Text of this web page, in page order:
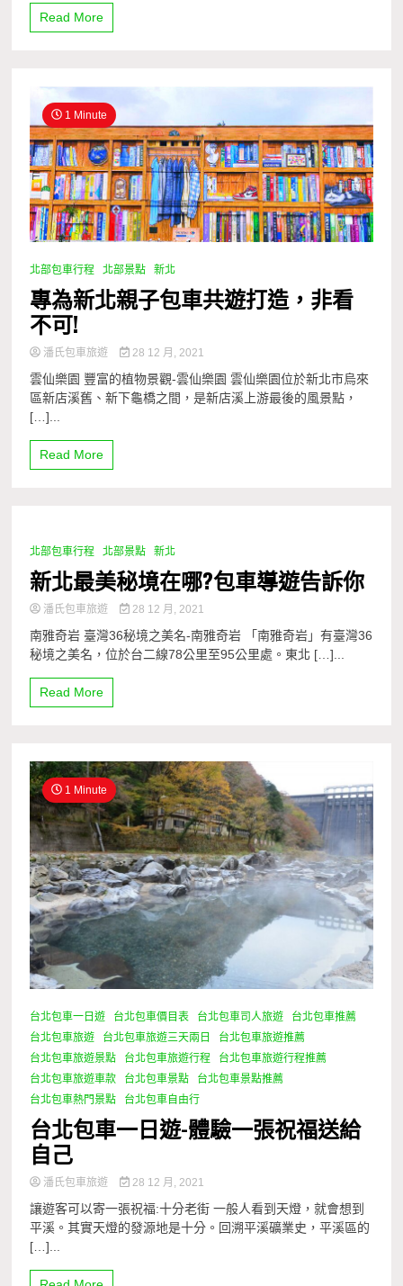
Read More
1 Minute
北部包車行程 北部景點 新北
專為新北親子包車共遊打造，非看
不可!
潘氏包車旅遊 28 12 月, 2021
雲仙樂園 豐富的植物景觀-雲仙樂園 雲仙樂園位於新北市烏來
區新店溪舊、新下龜橋之間，是新店溪上游最後的風景點，
[…]...
Read More
1 Minute
北部包車行程 北部景點 新北
新北最美秘境在哪?包車導遊告訴你
潘氏包車旅遊 28 12 月, 2021
南雅奇岩 臺灣36秘境之美名-南雅奇岩 「南雅奇岩」有臺灣36
秘境之美名，位於台二線78公里至95公里處。東北 […]...
Read More
1 Minute
台北包車一日遊 台北包車價目表 台北包車司人旅遊
台北包車推薦
台北包車旅遊
台北包車旅遊三天兩日
台北包車旅遊推薦
台北包車旅遊景點
台北包車旅遊行程
台北包車旅遊行程推薦
台北包車旅遊車款
台北包車景點
台北包車景點推薦
台北包車熱門景點
台北包車自由行
台北包車一日遊-體驗一張祝福送給
自己
潘氏包車旅遊 28 12 月, 2021
讓遊客可以寄一張祝福:十分老街 一般人看到天燈，就會想到
平溪。其實天燈的發源地是十分。回溯平溪礦業史，平溪區的
[…]...